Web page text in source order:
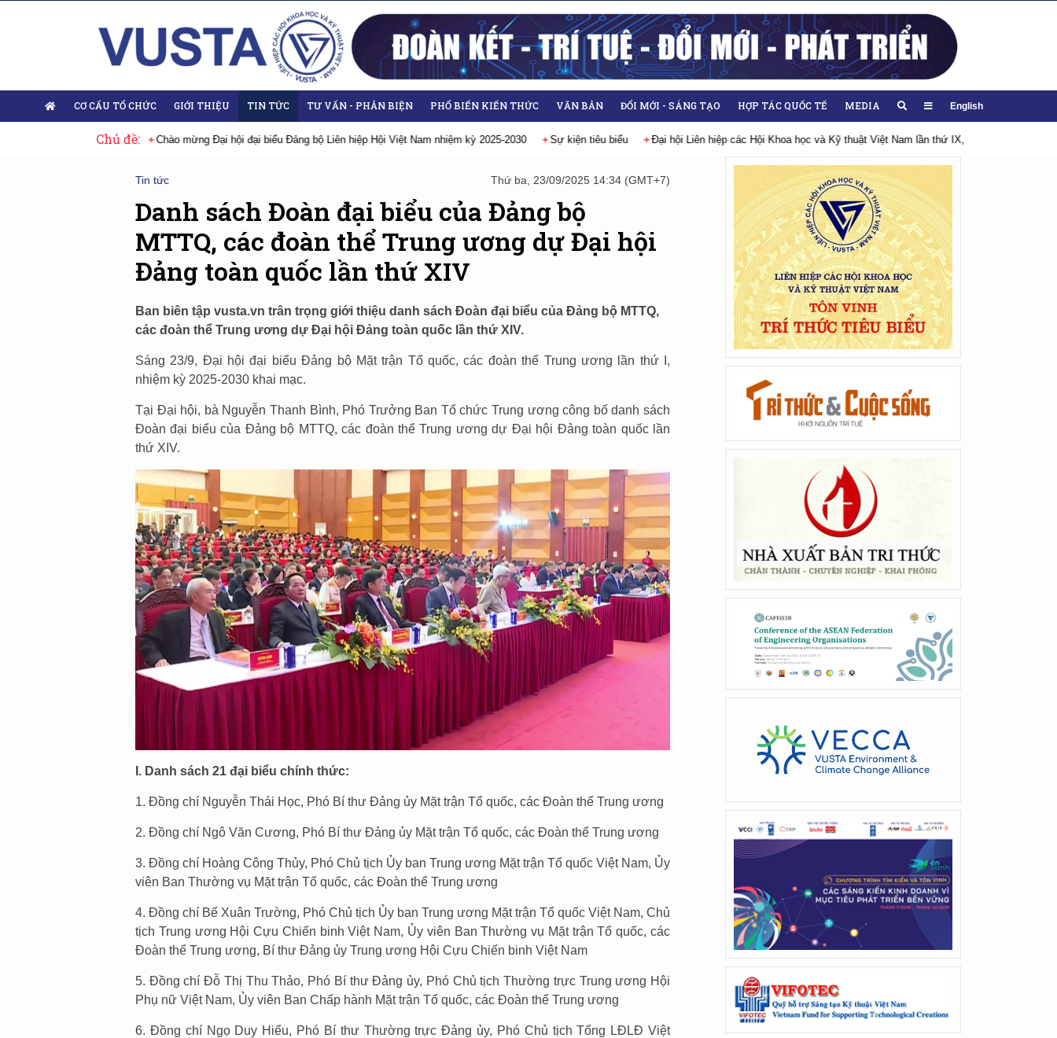
CƠ CẤU TỔ CHỨC GIỚI THIỆU TIN TỨC TƯ VẤN - PHẢN BIỆN PHỔ BIẾN KIẾN THỨC VĂN BẢN ĐỔI MỚI - SÁNG TẠO HỢP TÁC QUỐC TẾ MEDIA English
Chủ đề:
Liên hiệp Hội Việt Nam nhiệm kỳ 2025-2030 Sự kiện tiêu biểu Đại hội Liên hiệp các Hội Khoa học và Kỹ thuật Việt Nam lần thứ IX, nhiệm kỳ 2026-2031 Hướng tới Đại hội lần thứ XIV của Đảng
Tin tức Thứ ba, 23/09/2025 14:34 (GMT+7)
Danh sách Đoàn đại biểu của Đảng bộ
MTTQ, các đoàn thể Trung ương dự Đại hội
Đảng toàn quốc lần thứ XIV
Ban biên tập vusta.vn trân trọng giới thiệu danh sách Đoàn đại biểu của Đảng bộ MTTQ,
các đoàn thể Trung ương dự Đại hội Đảng toàn quốc lần thứ XIV.
Sáng 23/9, Đại hội đại biểu Đảng bộ Mặt trận Tổ quốc, các đoàn thể Trung ương lần thứ I,
nhiệm kỳ 2025-2030 khai mạc.
Tại Đại hội, bà Nguyễn Thanh Bình, Phó Trưởng Ban Tổ chức Trung ương công bố danh sách
Đoàn đại biểu của Đảng bộ MTTQ, các đoàn thể Trung ương dự Đại hội Đảng toàn quốc lần
thứ XIV.
I. Danh sách 21 đại biểu chính thức:
1. Đồng chí Nguyễn Thái Học, Phó Bí thư Đảng ủy Mặt trận Tổ quốc, các Đoàn thể Trung ương
2. Đồng chí Ngô Văn Cương, Phó Bí thư Đảng ủy Mặt trận Tổ quốc, các Đoàn thể Trung ương
3. Đồng chí Hoàng Công Thủy, Phó Chủ tịch Ủy ban Trung ương Mặt trận Tổ quốc Việt Nam, Ủy
viên Ban Thường vụ Mặt trận Tổ quốc, các Đoàn thể Trung ương
4. Đồng chí Bế Xuân Trường, Phó Chủ tịch Ủy ban Trung ương Mặt trận Tổ quốc Việt Nam, Chủ
tịch Trung ương Hội Cựu Chiến binh Việt Nam, Ủy viên Ban Thường vụ Mặt trận Tổ quốc, các
Đoàn thể Trung ương, Bí thư Đảng ủy Trung ương Hội Cựu Chiến binh Việt Nam
5. Đồng chí Đỗ Thị Thu Thảo, Phó Bí thư Đảng ủy, Phó Chủ tịch Thường trực Trung ương Hội
Phụ nữ Việt Nam, Ủy viên Ban Chấp hành Mặt trận Tổ quốc, các Đoàn thể Trung ương
6. Đồng chí Ngọ Duy Hiểu, Phó Bí thư Thường trực Đảng ủy, Phó Chủ tịch Tổng LĐLĐ Việt